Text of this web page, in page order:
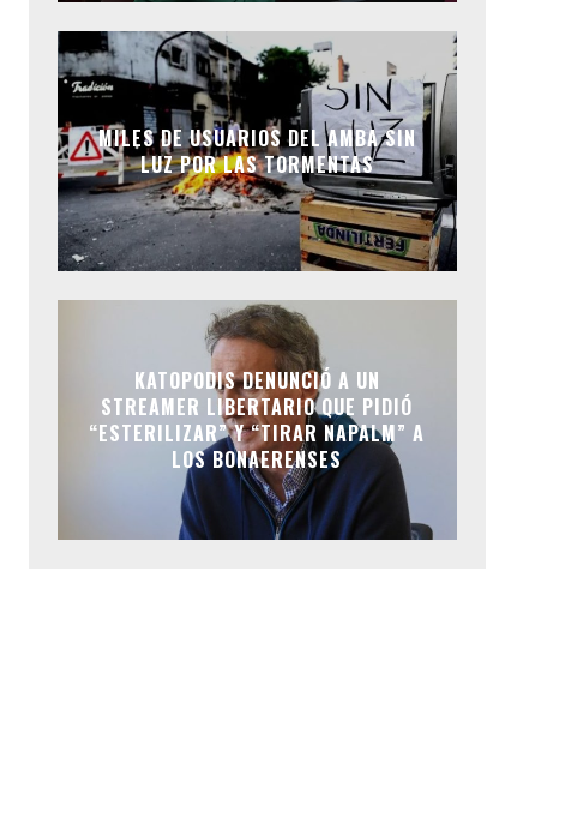
MILES DE USUARIOS DEL AMBA SIN
LUZ POR LAS TORMENTAS
KATOPODIS DENUNCIÓ A UN
STREAMER LIBERTARIO QUE PIDIÓ
“ESTERILIZAR” Y “TIRAR NAPALM” A
LOS BONAERENSES